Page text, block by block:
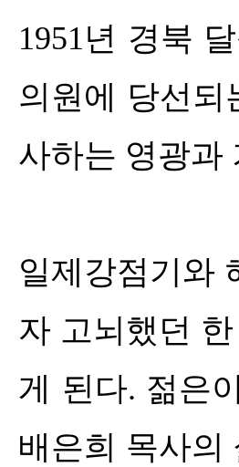
1951년 경북
의원에 당선
사하는 영광과
일제강점기와
자 고뇌했던
게 된다. 젊은
배은희 목사의